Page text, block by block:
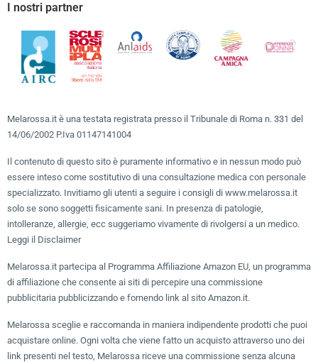
I nostri partner
Melarossa.it è una testata registrata presso il Tribunale di Roma n. 331 del
14/06/2002 P.Iva 01147141004
Il contenuto di questo sito è puramente informativo e in nessun modo può
essere inteso come sostitutivo di una consultazione medica con personale
specializzato. Invitiamo gli utenti a seguire i consigli di www.melarossa.it
solo se sono soggetti fisicamente sani. In presenza di patologie,
intolleranze, allergie, ecc suggeriamo vivamente di rivolgersi a un medico.
Leggi il Disclaimer
Melarossa.it partecipa al Programma Affiliazione Amazon EU, un programma
di affiliazione che consente ai siti di percepire una commissione
pubblicitaria pubblicizzando e fornendo link al sito Amazon.it.
Melarossa sceglie e raccomanda in maniera indipendente prodotti che puoi
acquistare online. Ogni volta che viene fatto un acquisto attraverso uno dei
link presenti nel testo, Melarossa riceve una commissione senza alcuna